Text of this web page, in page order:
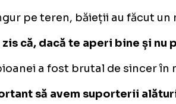
pe teren, băieții au făcut un
că, dacă te aperi bine și
a fost brutal de sincer
să avem suporterii